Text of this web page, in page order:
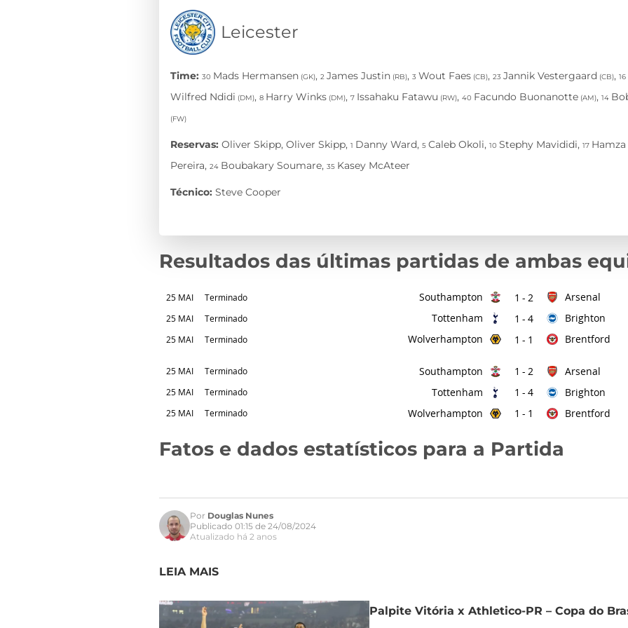
Resultados das últimas partidas de ambas
25 MAI Terminado Southampton 1 - 2 Arsenal
25 MAI Terminado Tottenham 1 - 4 Brighton
25 MAI Terminado Wolverhampton 1 - 1 Brentford
25 MAI Terminado Southampton 1 - 2 Arsenal
25 MAI Terminado Tottenham 1 - 4 Brighton
25 MAI Terminado Wolverhampton 1 - 1 Brentford
Fatos e dados estatísticos para a Partida
Por Douglas Nunes
Publicado 01:15 de 24/08/2024
Atualizado há 2 anos
LEIA MAIS
Palpite Vitória x Athletico-PR – Copa do